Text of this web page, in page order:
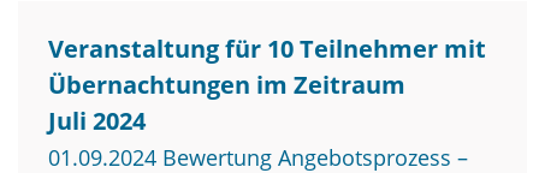
Veranstaltung für 10 Teilnehmer mit
Übernachtungen im Zeitraum
Juli 2024
01.09.2024 Bewertung Angebotsprozess –